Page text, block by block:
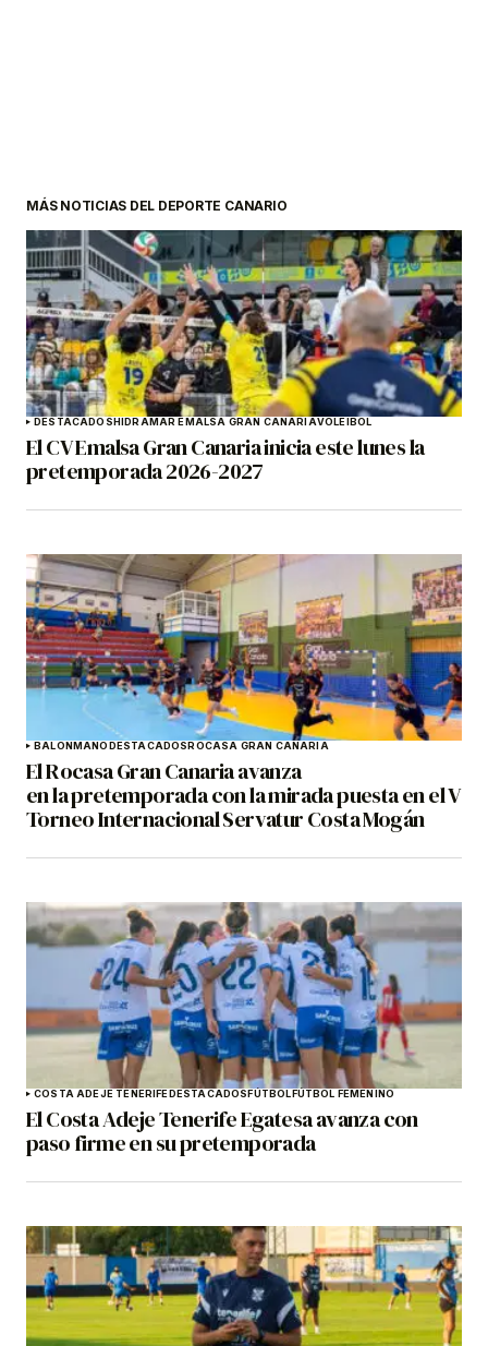
MÁS NOTICIAS DEL DEPORTE CANARIO
DESTACADOSHIDRAMAR EMALSA GRAN CANARIAVOLEIBOL
El CV Emalsa Gran Canaria inicia este lunes la
pretemporada 2026-2027
BALONMANODESTACADOSROCASA GRAN CANARIA
El Rocasa Gran Canaria avanza
en la pretemporada con la mirada puesta en el V
Torneo Internacional Servatur Costa Mogán
COSTA ADEJE TENERIFEDESTACADOSFÚTBOLFÚTBOL FEMENINO
El Costa Adeje Tenerife Egatesa avanza con
paso firme en su pretemporada